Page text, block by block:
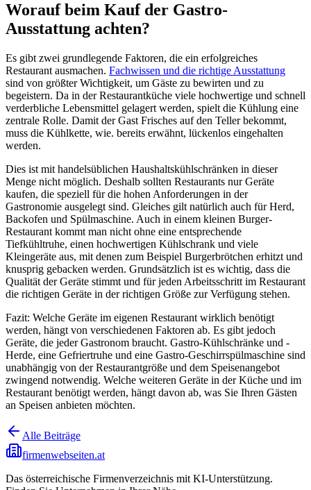
Worauf beim Kauf der Gastro-
Ausstattung achten?
Es gibt zwei grundlegende Faktoren, die ein erfolgreiches
Restaurant ausmachen. Fachwissen und die richtige Ausstattung
sind von größter Wichtigkeit, um Gäste zu bewirten und zu
begeistern. Da in der Restaurantküche viele hochwertige und schnell
verderbliche Lebensmittel gelagert werden, spielt die Kühlung eine
zentrale Rolle. Damit der Gast Frisches auf den Teller bekommt,
muss die Kühlkette, wie. bereits erwähnt, lückenlos eingehalten
werden.
Dies ist mit handelsüblichen Haushaltskühlschränken in dieser
Menge nicht möglich. Deshalb sollten Restaurants nur Geräte
kaufen, die speziell für die hohen Anforderungen in der
Gastronomie ausgelegt sind. Gleiches gilt natürlich auch für Herd,
Backofen und Spülmaschine. Auch in einem kleinen Burger-
Restaurant kommt man nicht ohne eine entsprechende
Tiefkühltruhe, einen hochwertigen Kühlschrank und viele
Kleingeräte aus, mit denen zum Beispiel Burgerbrötchen erhitzt und
knusprig gebacken werden. Grundsätzlich ist es wichtig, dass die
Qualität der Geräte stimmt und für jeden Arbeitsschritt im Restaurant
die richtigen Geräte in der richtigen Größe zur Verfügung stehen.
Fazit: Welche Geräte im eigenen Restaurant wirklich benötigt
werden, hängt von verschiedenen Faktoren ab. Es gibt jedoch
Geräte, die jeder Gastronom braucht. Gastro-Kühlschränke und -
Herde, eine Gefriertruhe und eine Gastro-Geschirrspülmaschine sind
unabhängig von der Restaurantgröße und dem Speisenangebot
zwingend notwendig. Welche weiteren Geräte in der Küche und im
Restaurant benötigt werden, hängt davon ab, was Sie Ihren Gästen
an Speisen anbieten möchten.
Alle Beiträge
firmenwebseiten.at
Das österreichische Firmenverzeichnis mit KI-Unterstützung.